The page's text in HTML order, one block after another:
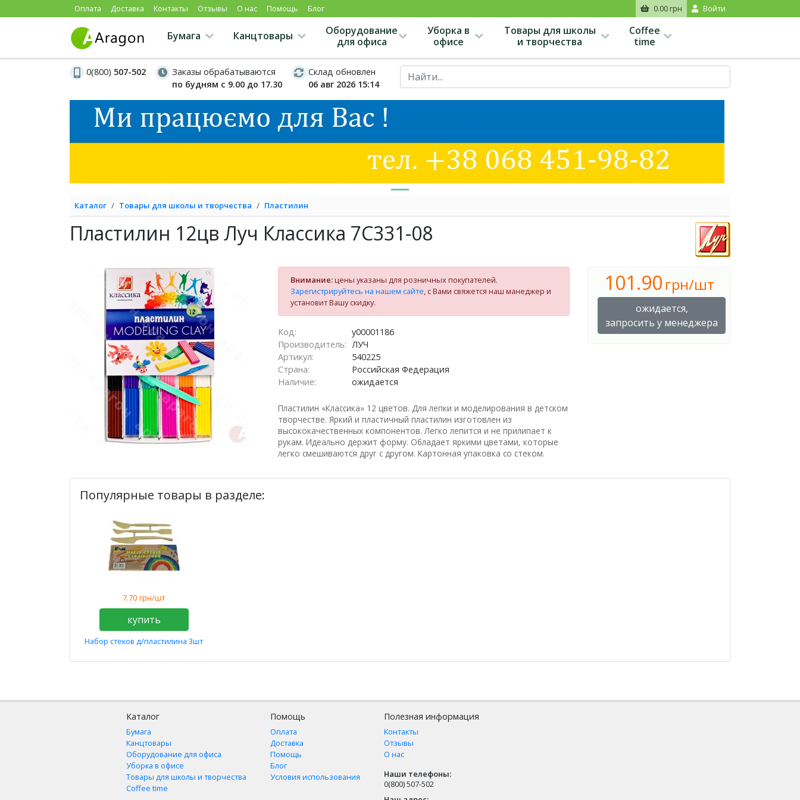
Оплата Доставка Контакты Отзывы О нас Помощь Блог 0.00 грн Войти
Бумага Канцтовары
Оборудование
для офиса
Уборка в
офисе
Товары для школы
и творчества
Coffee
time
0(800) 507-502
Заказы обрабатываются
по будням с 9.00 до 17.30
Склад обновлен
06 авг 2026 15:14
Каталог Товары для школы и творчества Пластилин
Пластилин 12цв Луч Классика 7С331-08
101.90 грн/шт
ожидается,
запросить у менеджера
Внимание:цены указаны для розничных покупателей.
Зарегистрируйтесь на нашем сайте, с Вами свяжется наш манеджер и
установит Вашу скидку.
Код:
у00001186
Производитель: ЛУЧ
Артикул:
540225
Страна:
Российская Федерация
Наличие:
ожидается
Пластилин «Классика» 12 цветов. Для лепки и моделирования в детском
творчестве. Яркий и пластичный пластилин изготовлен из
высококачественных компонентов. Легко лепится и не прилипает к
рукам. Идеально держит форму. Обладает яркими цветами, которые
легко смешиваются друг с другом. Картонная упаковка со стеком.
Популярные товары в разделе:
7.70 грн/шт
купить
Набор стеков д/пластилина 3шт
Каталог
Бумага
Канцтовары
Оборудование для офиса
Уборка в офисе
Товары для школы и творчества
Coffee time
Помощь
Оплата
Доставка
Помощь
Блог
Условия использования
Полезная информация
Контакты
Отзывы
О нас
Наши телефоны:
0(800) 507-502